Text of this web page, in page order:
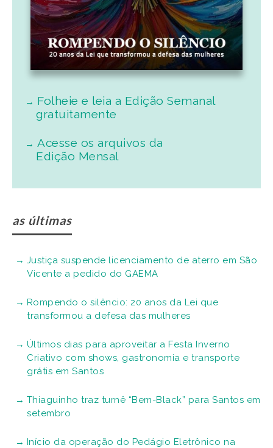
Folheie e leia a Edição Semanal
gratuitamente
Acesse os arquivos da
Edição Mensal
as últimas
Justiça suspende licenciamento de aterro em São
Vicente a pedido do GAEMA
Rompendo o silêncio: 20 anos da Lei que
transformou a defesa das mulheres
Últimos dias para aproveitar a Festa Inverno
Criativo com shows, gastronomia e transporte
grátis em Santos
Thiaguinho traz turnê “Bem-Black” para Santos em
setembro
Início da operação do Pedágio Eletrônico na